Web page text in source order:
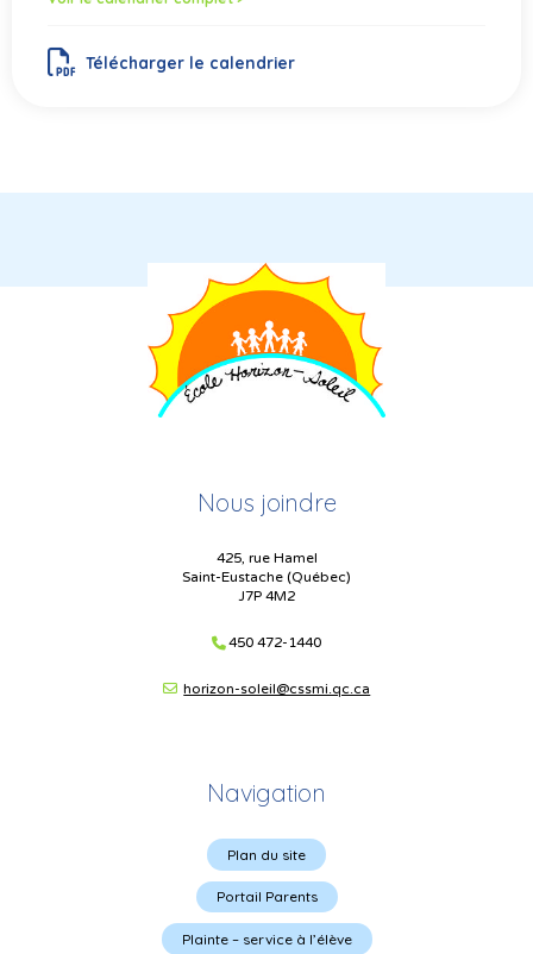
Télécharger le calendrier
Nous joindre
425, rue Hamel
Saint-Eustache (Québec)
J7P 4M2
450 472-1440
horizon-soleil@cssmi.qc.ca
Navigation
Plan du site
Portail Parents
Plainte – service à l’élève